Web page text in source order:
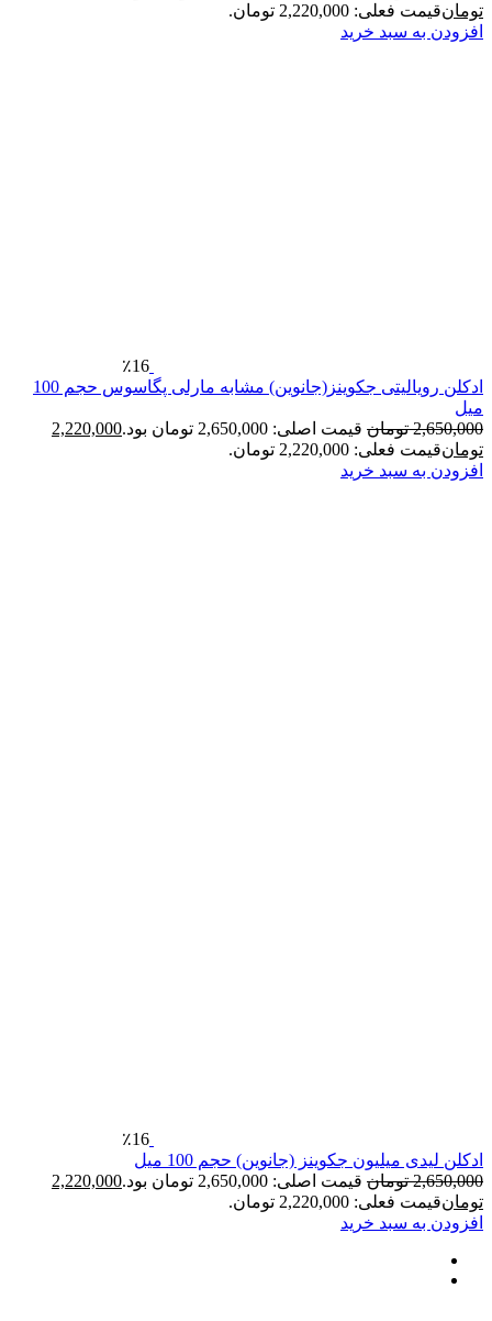
2,220,000 تومان.
سبد خرید
ادکلن رویالیتی جکوینز(جانوین) مشابه مارلی پگاسوس حجم 100
تومان قیمت اصلی: 2,650,000 تومان بود.
2,220,000
2,220,000 تومان.
سبد خرید
میلیون جکوینز (جانوین) حجم 100 میل
تومان قیمت اصلی: 2,650,000 تومان بود.
2,220,000
2,220,000 تومان.
سبد خرید